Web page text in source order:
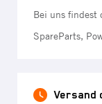
Bei uns findest
SpareParts,
Versand